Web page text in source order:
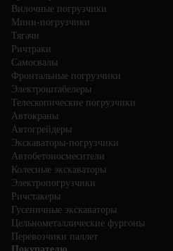
Вилочные погрузчики
Мини-погрузчики
Тягачи
Ричтраки
Самосвалы
Фронтальные погрузчики
Электроштабелеры
Телескопические погрузчики
Автокраны
Автогрейдеры
Экскаваторы-погрузчики
Автобетоносмесители
Колесные экскаваторы
Электропогрузчики
Ричстакеры
Гусеничные экскаваторы
Цельнометаллические фургоны
Перевозчики паллет